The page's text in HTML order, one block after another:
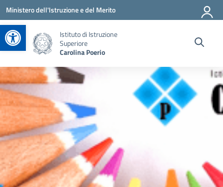
Apri la barra degli strumenti
Vai ai contenuti
Vai al menu di navigazione
Vai al footer
Ministero dell'Istruzione e del Merito
Istituto di Istruzione
Superiore
Carolina Poerio